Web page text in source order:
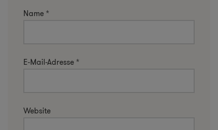
Name *
E-Mail-Adresse *
Website